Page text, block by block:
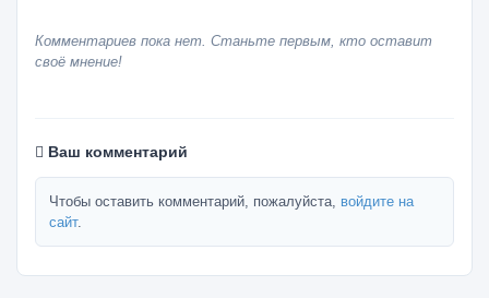
Комментариев пока нет. Станьте первым, кто оставит
своё мнение!
Ваш комментарий
Чтобы оставить комментарий, пожалуйста, войдите на
сайт.